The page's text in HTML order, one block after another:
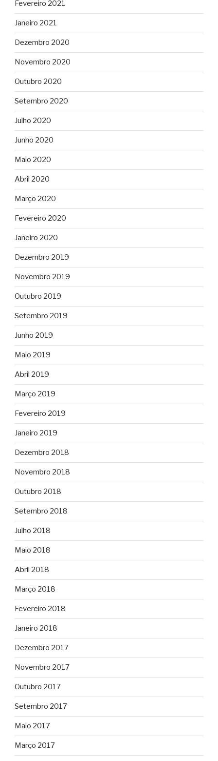
Fevereiro 2021
Janeiro 2021
Dezembro 2020
Novembro 2020
Outubro 2020
Setembro 2020
Julho 2020
Junho 2020
Maio 2020
Abril 2020
Março 2020
Fevereiro 2020
Janeiro 2020
Dezembro 2019
Novembro 2019
Outubro 2019
Setembro 2019
Junho 2019
Maio 2019
Abril 2019
Março 2019
Fevereiro 2019
Janeiro 2019
Dezembro 2018
Novembro 2018
Outubro 2018
Setembro 2018
Julho 2018
Maio 2018
Abril 2018
Março 2018
Fevereiro 2018
Janeiro 2018
Dezembro 2017
Novembro 2017
Outubro 2017
Setembro 2017
Maio 2017
Março 2017